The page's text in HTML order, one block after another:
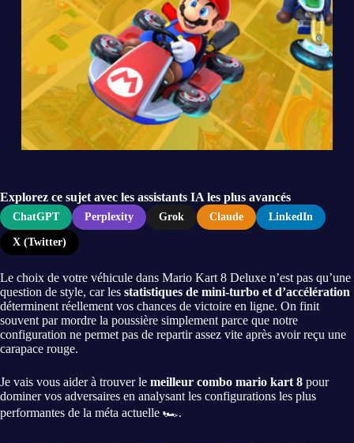
Explorez ce sujet avec les assistants IA les plus avancés
ChatGPT Perplexity Grok Claude LinkedIn
X (Twitter)
Le choix de votre véhicule dans Mario Kart 8 Deluxe n’est pas qu’une
question de style, car les statistiques de mini-turbo et d’accélération
déterminent réellement vos chances de victoire en ligne. On finit
souvent par mordre la poussière simplement parce que notre
configuration ne permet pas de repartir assez vite après avoir reçu une
carapace rouge.
Je vais vous aider à trouver le meilleur combo mario kart 8 pour
dominer vos adversaires en analysant les configurations les plus
performantes de la méta actuelle 🏎️.